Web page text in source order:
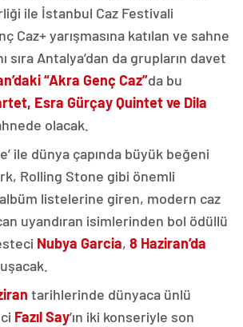
ile İstanbul Caz Festivali
Caz+ yarışmasına katılan ve sahne
sıra Antalya’dan da grupların davet
“Akra Genç Caz”da bu
Esra Gürçay Quintet ve Dila
olacak.
ile dünya çapında büyük beğeni
Rolling Stone gibi önemli
listelerine giren, modern caz
uyandıran isimlerinden bol ödüllü
Nubya Garcia, 8 Haziran’da
tarihlerinde dünyaca ünlü
Fazıl Say’ın iki konseriyle son